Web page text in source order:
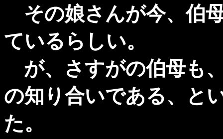
その娘さんが今、伯
ているらしい。
が、さすがの伯母も
の知り合いである、と
た。